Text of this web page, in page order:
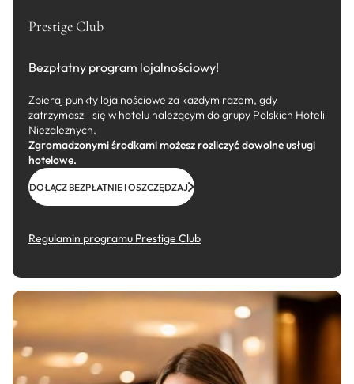
Prestige Club
Bezpłatny program lojalnościowy!
Zbieraj punkty lojalnościowe za każdym razem, gdy
zatrzymasz się w hotelu należącym do grupy Polskich Hoteli
Niezależnych.
Zgromadzonymi środkami możesz rozliczyć dowolne usługi
hotelowe.
DOŁĄCZ BEZPŁATNIE I OSZCZĘDZAJ
Regulamin programu Prestige Club